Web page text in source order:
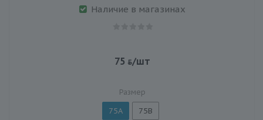
Наличие в магазинах
75 /шт
Размер
75A 75B